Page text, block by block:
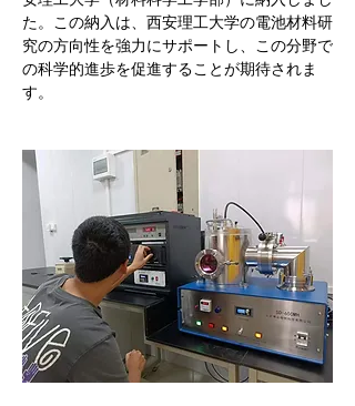
た。この納入は、西安理工大学の電池材料研
究の方向性を強力にサポートし、この分野で
の科学的進歩を促進することが期待されま
す。